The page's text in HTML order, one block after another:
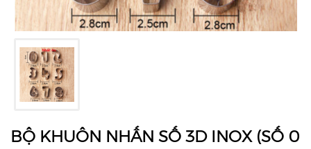
BỘ KHUÔN NHẤN SỐ 3D INOX (SỐ 0